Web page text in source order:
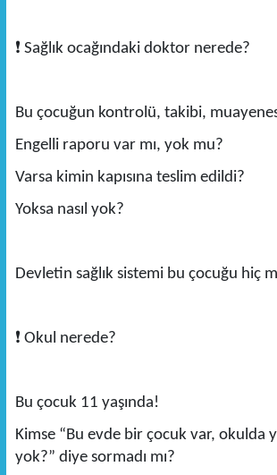
❗ Sağlık ocağındaki doktor nerede?
Bu çocuğun kontrolü, takibi,
Engelli raporu var mı, yok mu?
Varsa kimin kapısına teslim edildi?
Yoksa nasıl yok?
Devletin sağlık sistemi bu çocuğu hiç
❗ Okul nerede?
Bu çocuk 11 yaşında!
Kimse “Bu evde bir çocuk var, okulda
yok?” diye sormadı mı?